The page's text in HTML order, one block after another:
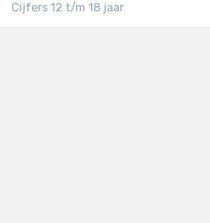
Cijfers 12 t/m 18 jaar